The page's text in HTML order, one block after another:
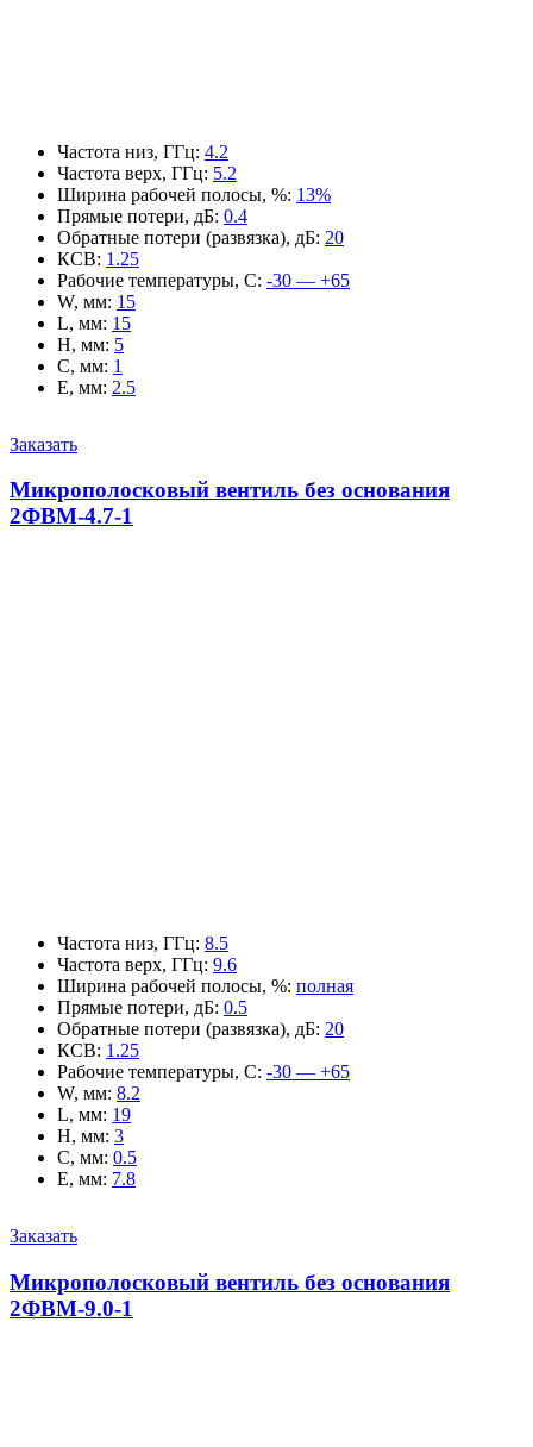
Частота низ, ГГц: 4.2
Частота верх, ГГц: 5.2
Ширина рабочей полосы, %: 13%
Прямые потери, дБ: 0.4
Обратные потери (развязка), дБ: 20
КСВ: 1.25
Рабочие температуры, С: -30 — +65
W, мм: 15
L, мм: 15
H, мм: 5
C, мм: 1
E, мм: 2.5
Заказать
Микрополосковый вентиль без основания
2ФВМ-4.7-1
Частота низ, ГГц: 8.5
Частота верх, ГГц: 9.6
Ширина рабочей полосы, %: полная
Прямые потери, дБ: 0.5
Обратные потери (развязка), дБ: 20
КСВ: 1.25
Рабочие температуры, С: -30 — +65
W, мм: 8.2
L, мм: 19
H, мм: 3
C, мм: 0.5
E, мм: 7.8
Заказать
Микрополосковый вентиль без основания
2ФВМ-9.0-1